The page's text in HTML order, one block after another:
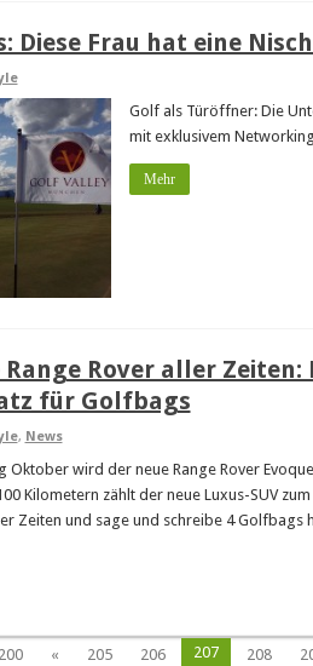
Diese Frau hat eine
Golf als Türöffner: Die
mit exklusivem
Mehr
Rover aller Zeiten:
für Golfbags
, News
Oktober wird der neue Range Rover
Kilometern zählt der neue Luxus-SUV
Zeiten und sage und schreibe 4
200 « 205 206 207 208